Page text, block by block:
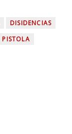
DISIDENCIAS
PISTOLA